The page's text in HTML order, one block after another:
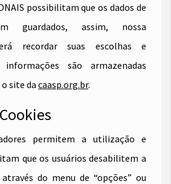
possibilitam que os dados de
guardados, assim, nossa
recordar suas escolhas e
são armazenadas
site da caasp.org.br.
permitem a utilização e
que os usuários desabilitem a
do menu de “opções” ou